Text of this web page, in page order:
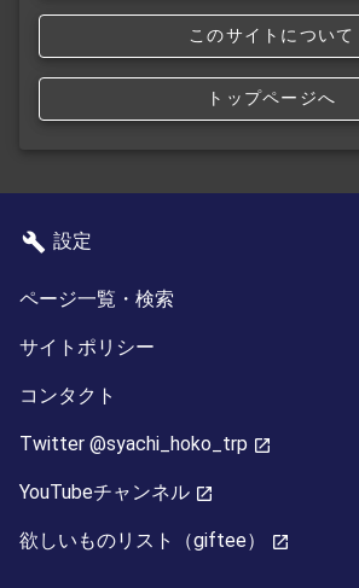
このサイトについて
トップページへ
設定
ページ一覧・検索
サイトポリシー
コンタクト
Twitter @syachi_hoko_trp
YouTubeチャンネル
欲しいものリスト（giftee）